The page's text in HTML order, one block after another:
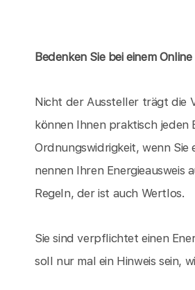
Bedenken Sie bei einem
Nicht der Aussteller trägt die
können Ihnen praktisch jeden
Ordnungswidrigkeit, wenn Sie
nennen Ihren Energieausweis
Regeln, der ist auch Wertlos.
Sie sind verpflichtet einen
soll nur mal ein Hinweis sein,